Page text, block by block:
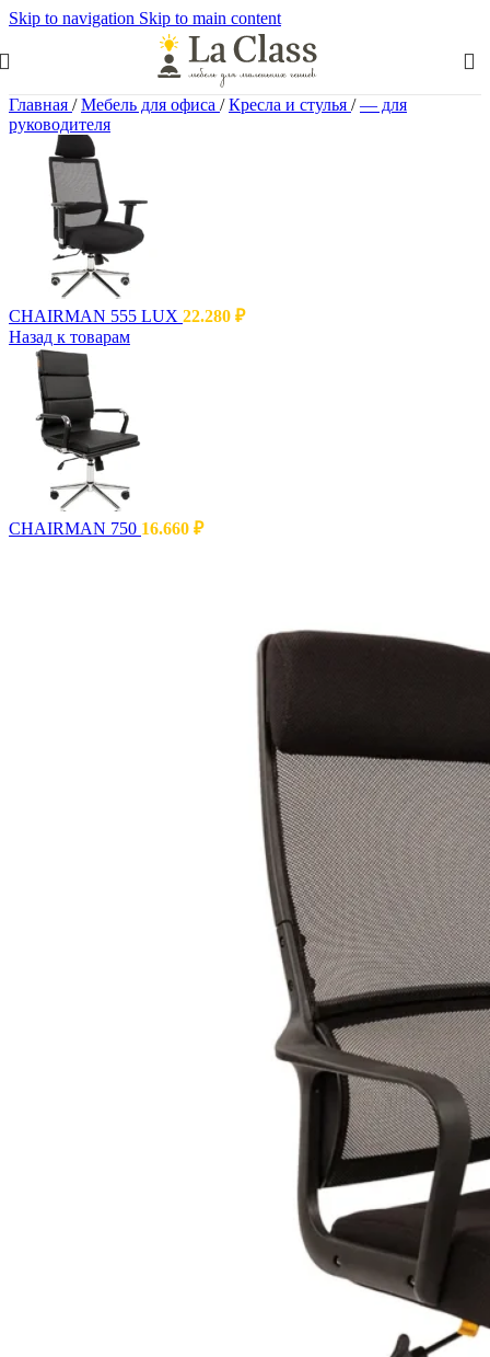
Skip to navigation Skip to main content
Главная / Мебель для офиса / Кресла и стулья / — для
руководителя
CHAIRMAN 555 LUX 22.280 ₽
Назад к товарам
CHAIRMAN 750 16.660 ₽